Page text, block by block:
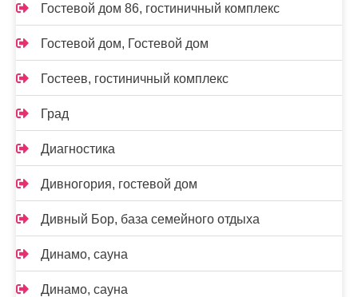
Гостевой дом 86, гостиничный комплекс
Гостевой дом, Гостевой дом
Гостеев, гостиничный комплекс
Град
Диагностика
Дивногория, гостевой дом
Дивный Бор, база семейного отдыха
Динамо, сауна
Динамо, сауна